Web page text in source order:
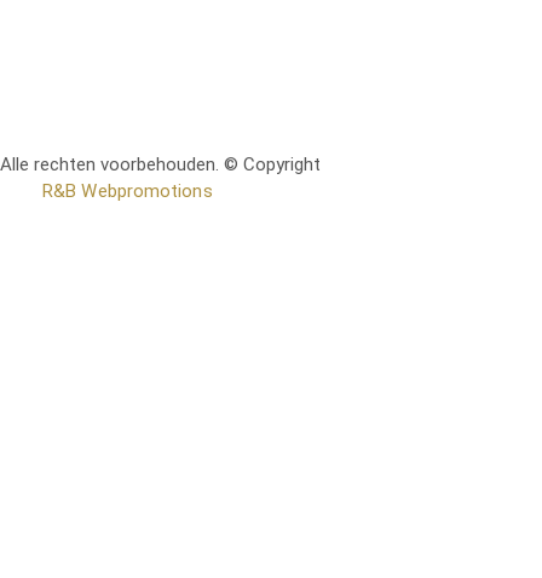
Alle rechten voorbehouden. © Copyright
R&B Webpromotions